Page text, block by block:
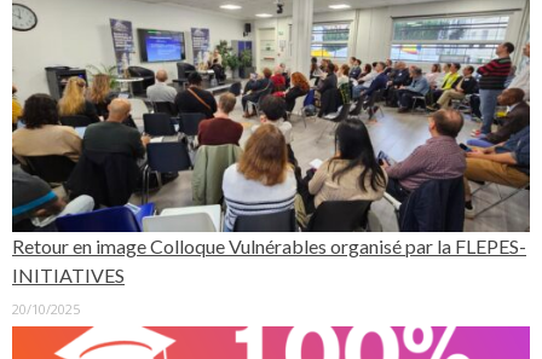
Retour en image Colloque Vulnérables organisé par la FLEPES-
INITIATIVES
20/10/2025